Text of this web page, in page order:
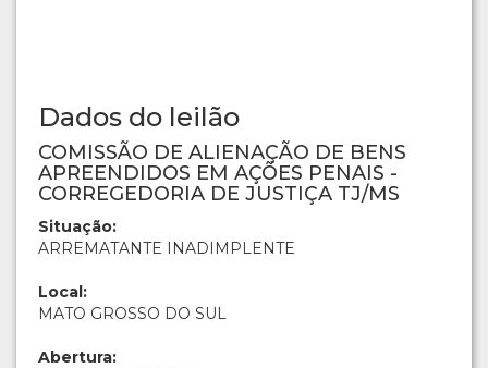
Dados do leilão
COMISSÃO DE ALIENAÇÃO DE BENS
APREENDIDOS EM AÇÕES PENAIS -
CORREGEDORIA DE JUSTIÇA TJ/MS
Situação:
ARREMATANTE INADIMPLENTE
Local:
MATO GROSSO DO SUL
Abertura: